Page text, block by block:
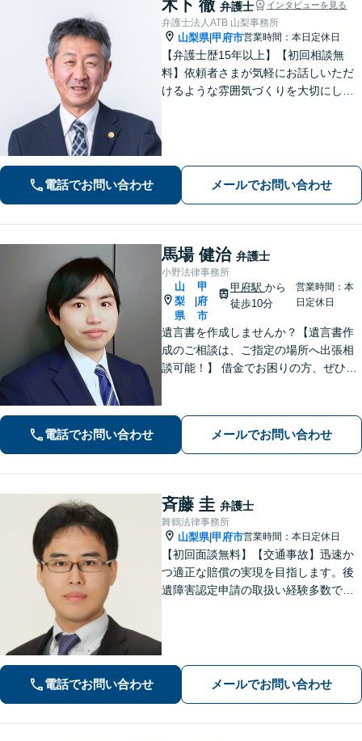
木下 徹 弁護士 インタビューを見る
弁護士法人ATB 山梨事務所
山梨県|甲府市営業時間：本日定休日
【弁護士歴15年以上】【初回相談無
料】依頼者さまが気軽にお話しいただ
けるような雰囲気づくりを大切にして
電話でお問い合わせ メールでお問い合わせ
馬場 健治 弁護士
小野法律事務所
山
梨
県
甲
府
市
甲府駅 から
徒歩10分
営業時間：本
日定休日
遺言書を作成しませんか？【遺言書作
成のご相談は、ご指定の場所へ出張相
談可能！】 借金でお困りの方、ぜひご
可能。借金問題で困ったらまず相談
電話でお問い合わせ メールでお問い合わせ
斉藤 圭 弁護士
舞鶴法律事務所
山梨県|甲府市営業時間：本日定休日
【初回面談無料】【交通事故】迅速か
つ適正な賠償の実現を目指します。後
遺障害認定申請の取扱い経験多数で
電話でお問い合わせ メールでお問い合わせ